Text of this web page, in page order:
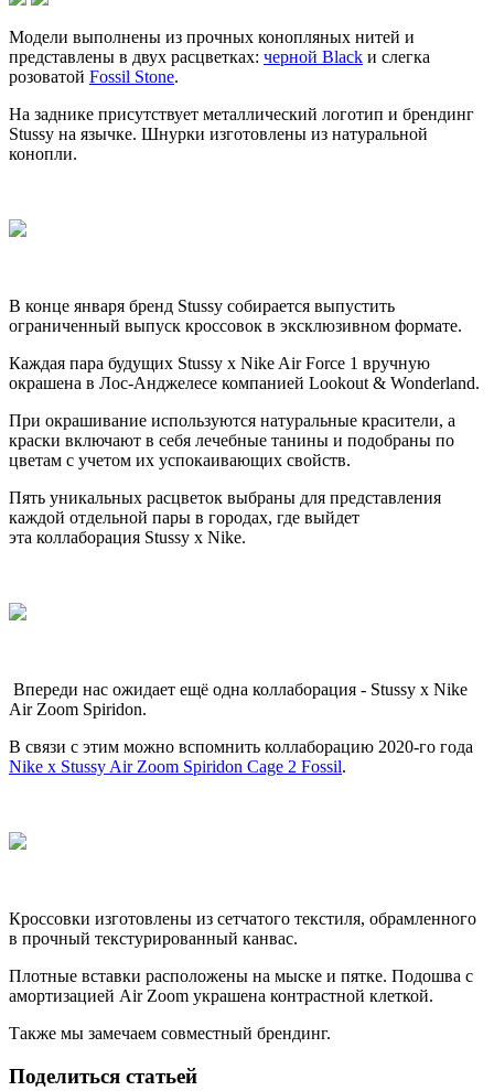
Модели выполнены из прочных конопляных нитей и
представлены в двух расцветках: черной Black и слегка
розоватой Fossil Stone.
На заднике присутствует металлический логотип и брендинг
Stussy на язычке. Шнурки изготовлены из натуральной
конопли.
В конце января бренд Stussy собирается выпустить
ограниченный выпуск кроссовок в эксклюзивном формате.
Каждая пара будущих Stussy x Nike Air Force 1 вручную
окрашена в Лос-Анджелесе компанией Lookout & Wonderland.
При окрашивание используются натуральные красители, а
краски включают в себя лечебные танины и подобраны по
цветам с учетом их успокаивающих свойств.
Пять уникальных расцветок выбраны для представления
каждой отдельной пары в городах, где выйдет
эта коллаборация Stussy х Nike.
Впереди нас ожидает ещё одна коллаборация - Stussy x Nike
Air Zoom Spiridon.
В связи с этим можно вспомнить коллаборацию 2020-го года
Nike x Stussy Air Zoom Spiridon Cage 2 Fossil.
Кроссовки изготовлены из сетчатого текстиля, обрамленного
в прочный текстурированный канвас.
Плотные вставки расположены на мыске и пятке. Подошва с
амортизацией Air Zoom украшена контрастной клеткой.
Также мы замечаем совместный брендинг.
Поделиться статьей